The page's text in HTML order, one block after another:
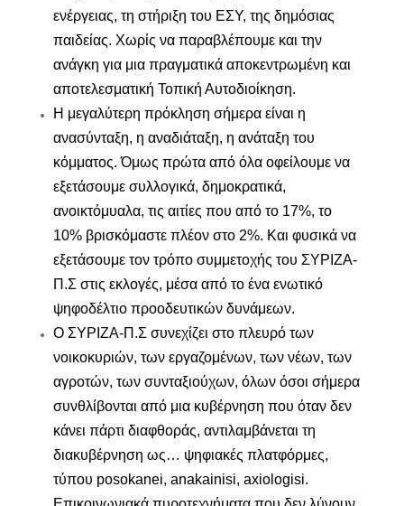
ενέργειας, τη στήριξη του ΕΣΥ, της δημόσιας
παιδείας. Χωρίς να παραβλέπουμε και την
ανάγκη για μια πραγματικά αποκεντρωμένη και
αποτελεσματική Τοπική Αυτοδιοίκηση.
Η μεγαλύτερη πρόκληση σήμερα είναι η
ανασύνταξη, η αναδιάταξη, η ανάταξη του
κόμματος. Όμως πρώτα από όλα οφείλουμε να
εξετάσουμε συλλογικά, δημοκρατικά,
ανοικτόμυαλα, τις αιτίες που από το 17%, το
10% βρισκόμαστε πλέον στο 2%. Και φυσικά να
εξετάσουμε τον τρόπο συμμετοχής του ΣΥΡΙΖΑ-
Π.Σ στις εκλογές, μέσα από το ένα ενωτικό
ψηφοδέλτιο προοδευτικών δυνάμεων.
Ο ΣΥΡΙΖΑ-Π.Σ συνεχίζει στο πλευρό των
νοικοκυριών, των εργαζομένων, των νέων, των
αγροτών, των συνταξιούχων, όλων όσοι σήμερα
συνθλίβονται από μια κυβέρνηση που όταν δεν
κάνει πάρτι διαφθοράς, αντιλαμβάνεται τη
διακυβέρνηση ως… ψηφιακές πλατφόρμες,
τύπου posokanei, anakainisi, axiologisi.